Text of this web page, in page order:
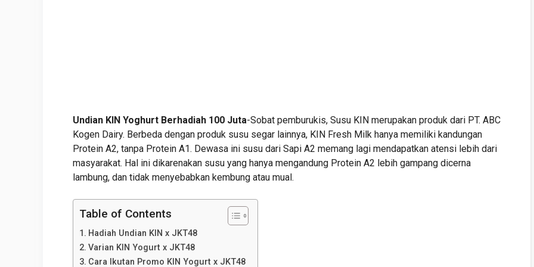
Undian KIN Yoghurt Berhadiah 100 Juta-Sobat pemburukis, Susu KIN merupakan produk dari PT. ABC
Kogen Dairy. Berbeda dengan produk susu segar lainnya, KIN Fresh Milk hanya memiliki kandungan
Protein A2, tanpa Protein A1. Dewasa ini susu dari Sapi A2 memang lagi mendapatkan atensi lebih dari
masyarakat. Hal ini dikarenakan susu yang hanya mengandung Protein A2 lebih gampang dicerna
lambung, dan tidak menyebabkan kembung atau mual.
Table of Contents
Hadiah Undian KIN x JKT48
Varian KIN Yogurt x JKT48
Cara Ikutan Promo KIN Yogurt x JKT48